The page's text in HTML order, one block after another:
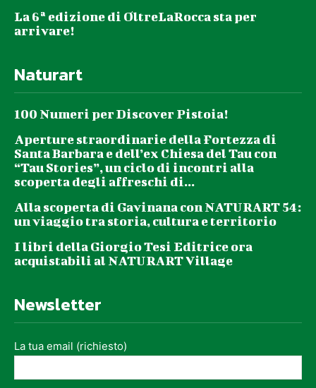
La 6ª edizione di OltreLaRocca sta per
arrivare!
Naturart
100 Numeri per Discover Pistoia!
Aperture straordinarie della Fortezza di
Santa Barbara e dell’ex Chiesa del Tau con
“Tau Stories”, un ciclo di incontri alla
scoperta degli affreschi di...
Alla scoperta di Gavinana con NATURART 54:
un viaggio tra storia, cultura e territorio
I libri della Giorgio Tesi Editrice ora
acquistabili al NATURART Village
Newsletter
La tua email (richiesto)